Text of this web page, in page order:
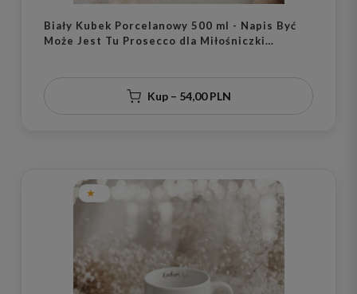
Biały Kubek Porcelanowy 500 ml - Napis Być
Może Jest Tu Prosecco dla Miłośniczki
Kup – 54,00 PLN